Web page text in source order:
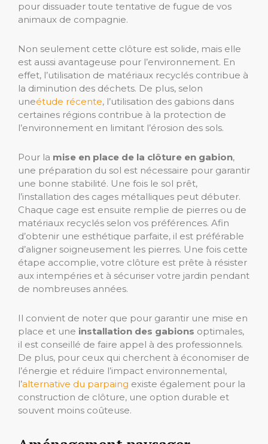
pour dissuader toute tentative de fugue de vos
animaux de compagnie.
Non seulement cette clôture est solide, mais elle
est aussi avantageuse pour l’environnement. En
effet, l’utilisation de matériaux recyclés contribue à
la diminution des déchets. De plus, selon
uneétude récente, l’utilisation des gabions dans
certaines régions contribue à la protection de
l’environnement en limitant l’érosion des sols.
Pour la mise en place de la clôture en gabion,
une préparation du sol est nécessaire pour garantir
une bonne stabilité. Une fois le sol prêt,
l’installation des cages métalliques peut débuter.
Chaque cage est ensuite remplie de pierres ou de
matériaux recyclés selon vos préférences. Afin
d’obtenir une esthétique parfaite, il est préférable
d’aligner soigneusement les pierres. Une fois cette
étape accomplie, votre clôture est prête à résister
aux intempéries et à sécuriser votre jardin pendant
de nombreuses années.
Il convient de noter que pour garantir une mise en
place et une installation des gabions optimales,
il est conseillé de faire appel à des professionnels.
De plus, pour ceux qui cherchent à économiser de
l’énergie et réduire l’impact environnemental,
l’alternative du parpaing existe également pour la
construction de clôture, une option durable et
souvent moins coûteuse.